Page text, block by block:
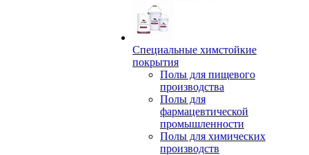
Специальные химстойкие
покрытия
Полы для пищевого
производства
Полы для
фармацевтической
промышленности
Полы для химических
производств